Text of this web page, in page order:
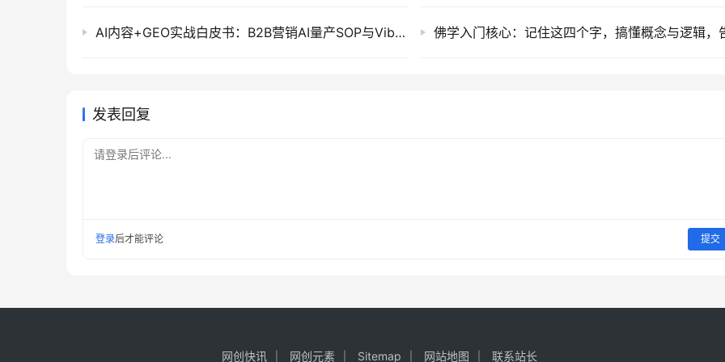
AI内容+GEO实战白皮书：B2B营销AI量产SOP与VibeMarketing分发机制
发表回复
请登录后评论...
登录后才能评论 提交
网创快讯 网创元素 Sitemap 网站地图 联系站长